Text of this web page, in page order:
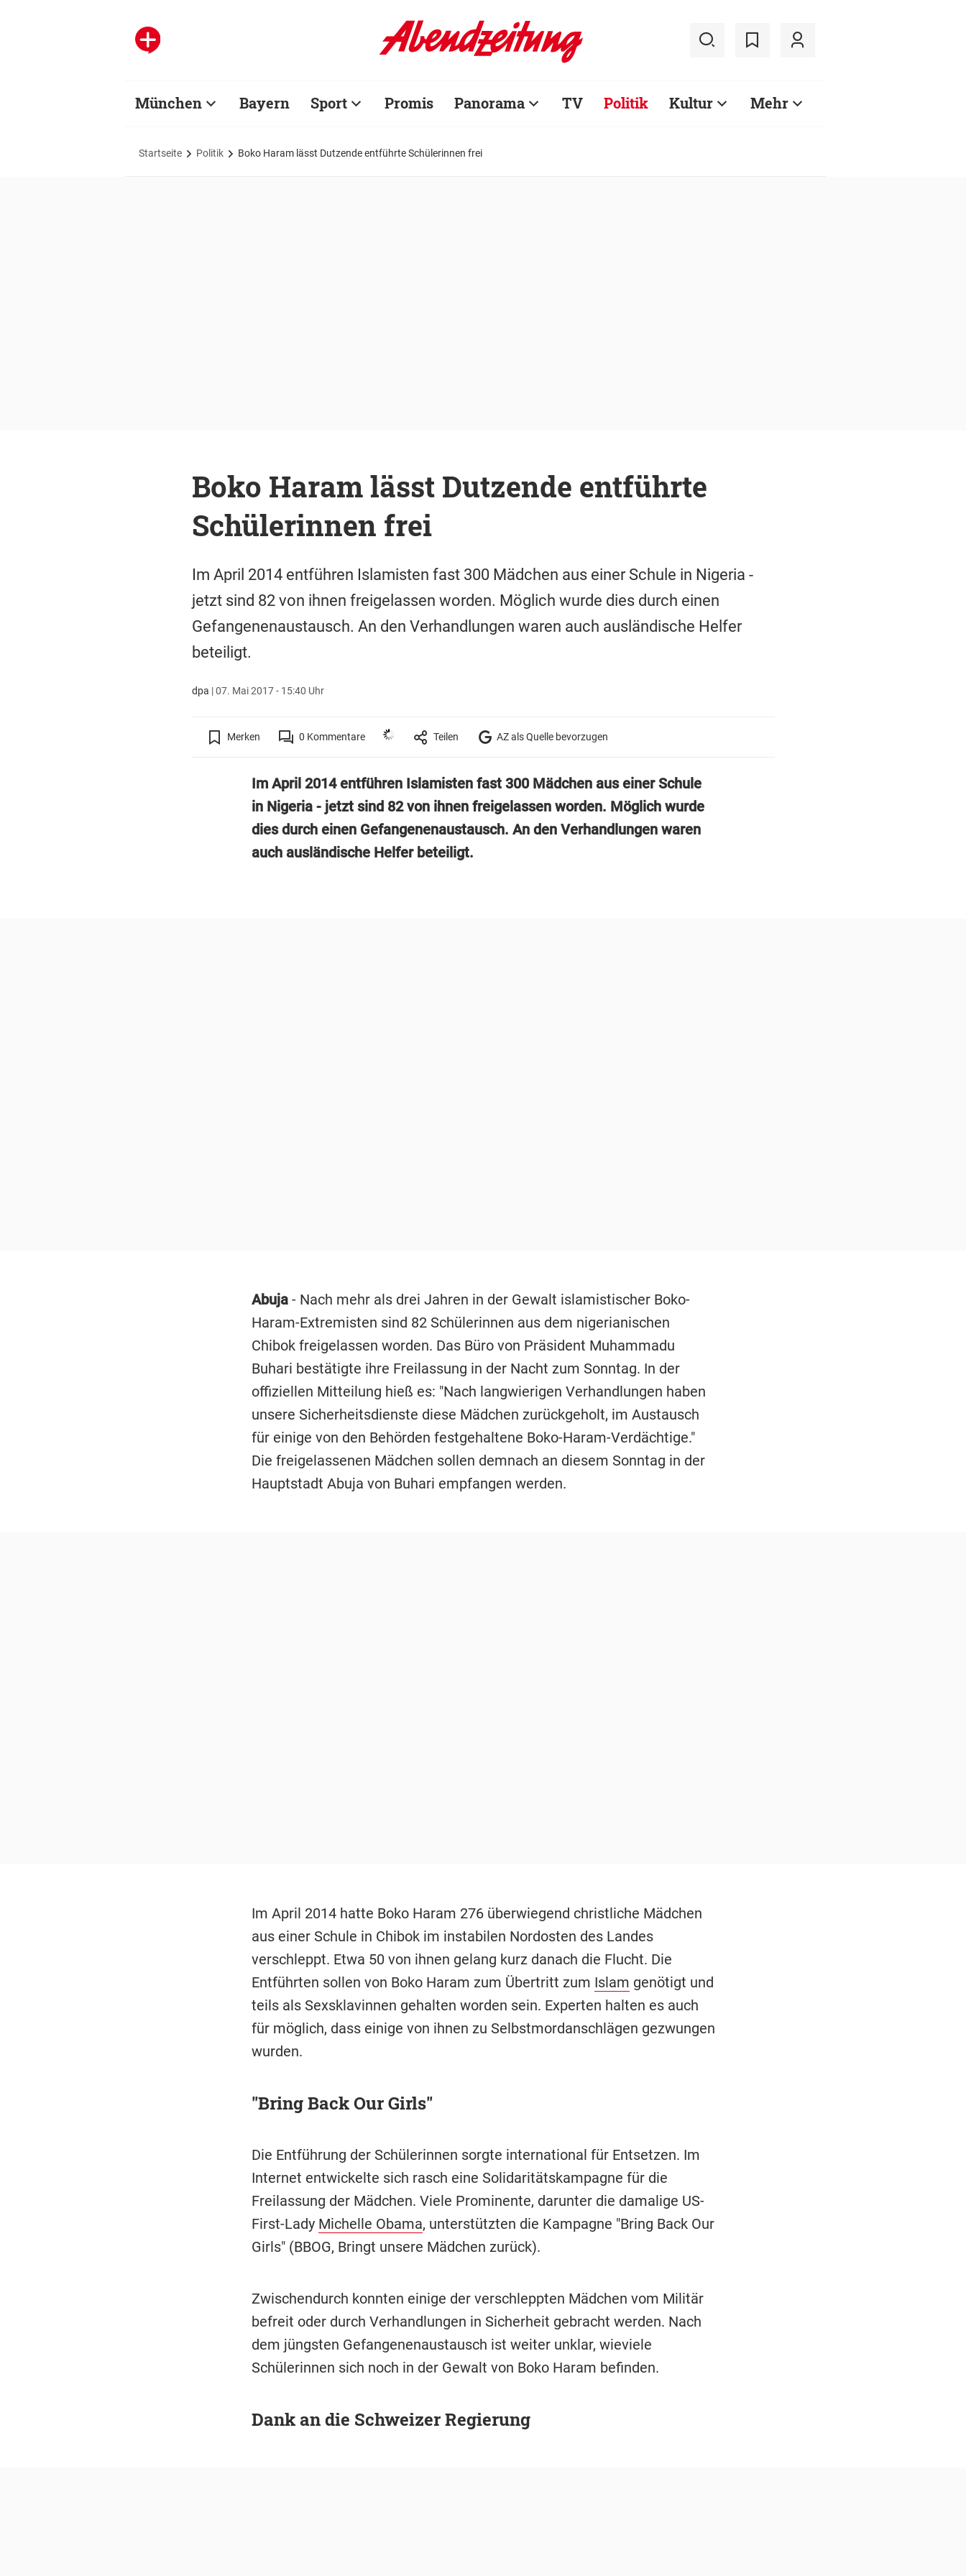
München Bayern Sport Promis Panorama TV Politik Kultur Mehr
Startseite Politik Boko Haram lässt Dutzende entführte Schülerinnen frei
Boko Haram lässt Dutzende entführte
Schülerinnen frei
Im April 2014 entführen Islamisten fast 300 Mädchen aus einer Schule in Nigeria -
jetzt sind 82 von ihnen freigelassen worden. Möglich wurde dies durch einen
Gefangenenaustausch. An den Verhandlungen waren auch ausländische Helfer
beteiligt.
dpa |07. Mai 2017 - 15:40 Uhr
Merken 0 Kommentare Teilen AZ als Quelle bevorzugen
Im April 2014 entführen Islamisten fast 300 Mädchen aus einer Schule
in Nigeria - jetzt sind 82 von ihnen freigelassen worden. Möglich wurde
dies durch einen Gefangenenaustausch. An den Verhandlungen waren
auch ausländische Helfer beteiligt.
Abuja - Nach mehr als drei Jahren in der Gewalt islamistischer Boko-
Haram-Extremisten sind 82 Schülerinnen aus dem nigerianischen
Chibok freigelassen worden. Das Büro von Präsident Muhammadu
Buhari bestätigte ihre Freilassung in der Nacht zum Sonntag. In der
offiziellen Mitteilung hieß es: "Nach langwierigen Verhandlungen haben
unsere Sicherheitsdienste diese Mädchen zurückgeholt, im Austausch
für einige von den Behörden festgehaltene Boko-Haram-Verdächtige."
Die freigelassenen Mädchen sollen demnach an diesem Sonntag in der
Hauptstadt Abuja von Buhari empfangen werden.
Im April 2014 hatte Boko Haram 276 überwiegend christliche Mädchen
aus einer Schule in Chibok im instabilen Nordosten des Landes
verschleppt. Etwa 50 von ihnen gelang kurz danach die Flucht. Die
Entführten sollen von Boko Haram zum Übertritt zum Islam genötigt und
teils als Sexsklavinnen gehalten worden sein. Experten halten es auch
für möglich, dass einige von ihnen zu Selbstmordanschlägen gezwungen
wurden.
"Bring Back Our Girls"
Die Entführung der Schülerinnen sorgte international für Entsetzen. Im
Internet entwickelte sich rasch eine Solidaritätskampagne für die
Freilassung der Mädchen. Viele Prominente, darunter die damalige US-
First-Lady Michelle Obama, unterstützten die Kampagne "Bring Back Our
Girls" (BBOG, Bringt unsere Mädchen zurück).
Zwischendurch konnten einige der verschleppten Mädchen vom Militär
befreit oder durch Verhandlungen in Sicherheit gebracht werden. Nach
dem jüngsten Gefangenenaustausch ist weiter unklar, wieviele
Schülerinnen sich noch in der Gewalt von Boko Haram befinden.
Dank an die Schweizer Regierung